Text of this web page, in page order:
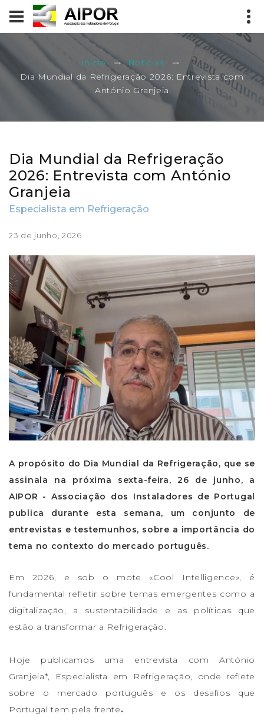
Início
Notícias
Dia Mundial da Refrigeração 2026: Entrevista com
António Granjeia
Dia Mundial da Refrigeração
2026: Entrevista com António
Granjeia
Especialista em Refrigeração
23 de junho, 2026
A propósito do Dia Mundial da Refrigeração, que se
assinala na próxima sexta-feira, 26 de junho, a
AIPOR - Associação dos Instaladores de Portugal
publica durante esta semana, um conjunto de
entrevistas e testemunhos, sobre a importância do
tema no contexto do mercado português.
Em 2026, e sob o mote «Cool Intelligence», é
fundamental refletir sobre temas emergentes como a
digitalização, a sustentabilidade e as políticas que
estão a transformar a Refrigeração.
Hoje publicamos uma entrevista com António
Granjeia*, Especialista em Refrigeração, onde reflete
sobre o mercado português e os desafios que
Portugal tem pela frente.